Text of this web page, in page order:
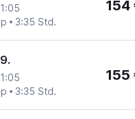
3:35 Std.
154
3:35 Std.
155